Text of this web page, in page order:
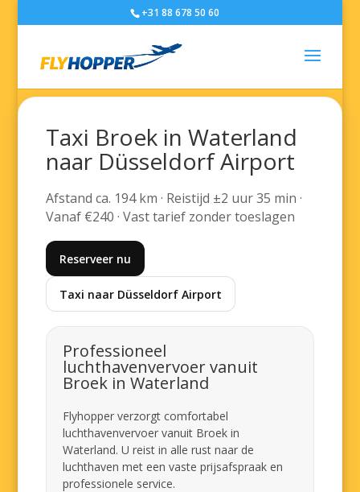
+31 88 678 50 60
Taxi Broek in Waterland
naar Düsseldorf Airport
Afstand ca. 194 km · Reistijd ±2 uur 35 min ·
Vanaf €240 · Vast tarief zonder toeslagen
Reserveer nu
Taxi naar Düsseldorf Airport
Professioneel
luchthavenvervoer vanuit
Broek in Waterland
Flyhopper verzorgt comfortabel
luchthavenvervoer vanuit Broek in
Waterland. U reist in alle rust naar de
luchthaven met een vaste prijsafspraak en
professionele service.